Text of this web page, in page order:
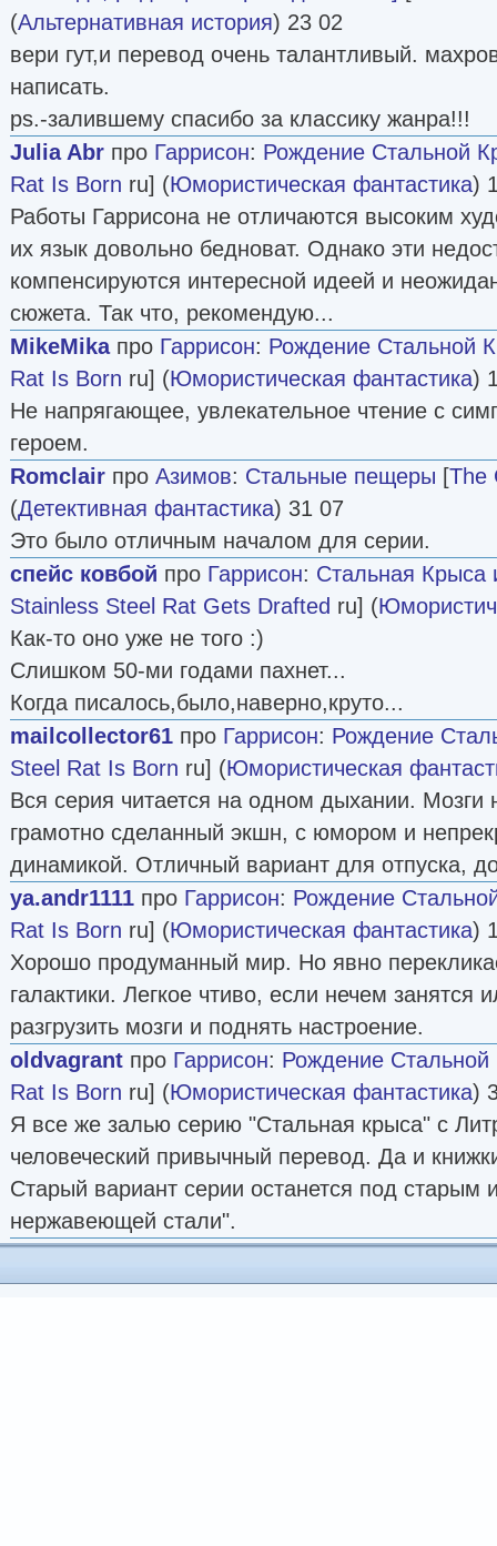
(Альтернативная история) 23 02
вери гут,и перевод очень талантливый.
написать.
ps.-залившему спасибо за классику жанра!!!
Julia Abr про Гаррисон: Рождение Стальной
Rat Is Born ru] (Юмористическая фантастика)
Работы Гаррисона не отличаются высоким
их язык довольно бедноват. Однако эти
компенсируются интересной идеей и
сюжета. Так что, рекомендую...
MikeMikaпро Гаррисон: Рождение Стальной
Rat Is Born ru] (Юмористическая фантастика)
Не напрягающее, увлекательное чтение с
героем.
Romclair про Азимов: Стальные пещеры [The
(Детективная фантастика) 31 07
Это было отличным началом для серии.
спейс ковбой про Гаррисон: Стальная Крыса
Stainless Steel Rat Gets Drafted ru] (
Как-то оно уже не того :)
Слишком 50-ми годами пахнет...
Когда писалось,было,наверно,круто...
mailcollector61 про Гаррисон: Рождение
Steel Rat Is Born ru] (Юмористическая
Вся серия читается на одном дыхании. Мозги
грамотно сделанный экшн, с юмором и
динамикой. Отличный вариант для отпуска,
ya.andr1111 про Гаррисон: Рождение
Rat Is Born ru] (Юмористическая фантастика)
Хорошо продуманный мир. Но явно
галактики. Легкое чтиво, если нечем занятся
разгрузить мозги и поднять настроение.
oldvagrant про Гаррисон: Рождение
Rat Is Born ru] (Юмористическая фантастика)
Я все же залью серию "Стальная крыса" с
человеческий привычный перевод. Да и
Старый вариант серии останется под старым
нержавеющей стали".